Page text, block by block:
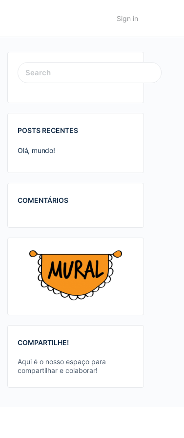
Sign in
SEARCH
FOR:
POSTS RECENTES
Olá, mundo!
COMENTÁRIOS
COMPARTILHE!
Aqui é o nosso espaço para
compartilhar e colaborar!